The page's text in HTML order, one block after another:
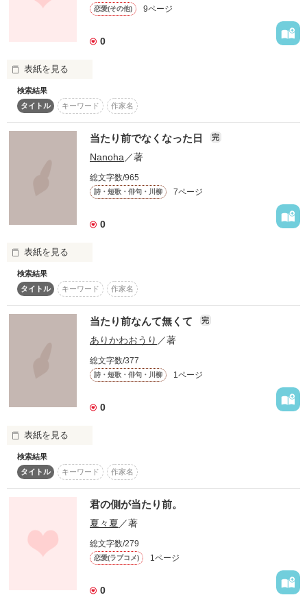
随時更新していきます。
恋愛(その他) 9ページ
0
表紙を見る
空と海は恋人同士に似てる
.
検索結果
タイトル
キーワード 作家名
当たり前でなくなった日 完
Nanoha／著
総文字数/965
詩・短歌・俳句・川柳 7ページ
0
表紙を見る
ずっと
…*…*★*…*…
あいの ひかりさん
藤倉 梨華さん
風間 みあさん
検索結果
タイトル
キーワード 作家名
当たり前なんて無くて 完
ありかわおうり ／著
総文字数/377
詩・短歌・俳句・川柳 1ページ
0
表紙を見る
どうして
気づかなかったのだろう
当たり前が
当たり前でないことに
作品を読む
検索結果
タイトル
キーワード 作家名
君の側が当たり前。
夏々夏 ／著
総文字数/279
恋愛(ラブコメ) 1ページ
0